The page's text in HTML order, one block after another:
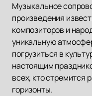
Музыкальное
произведения
композиторов и
уникальную
погрузиться в
настоящим
всех, кто стремится
горизонты.